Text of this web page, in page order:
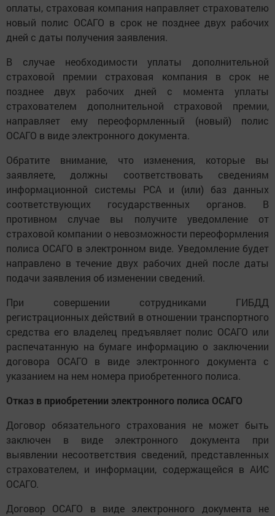
оплаты, страховая компания направляет страхователю
новый полис ОСАГО в срок не позднее двух рабочих
дней с даты получения заявления.
В случае необходимости уплаты дополнительной
страховой премии страховая компания в срок не
позднее двух рабочих дней с момента уплаты
страхователем дополнительной страховой премии,
направляет ему переоформленный (новый) полис
ОСАГО в виде электронного документа.
Обратите внимание, что изменения, которые вы
заявляете, должны соответствовать сведениям
информационной системы РСА и (или) баз данных
соответствующих государственных органов. В
противном случае вы получите уведомление от
страховой компании о невозможности переоформления
полиса ОСАГО в электронном виде. Уведомление будет
направлено в течение двух рабочих дней после даты
подачи заявления об изменении сведений.
При совершении сотрудниками ГИБДД
регистрационных действий в отношении транспортного
средства его владелец предъявляет полис ОСАГО или
распечатанную на бумаге информацию о заключении
договора ОСАГО в виде электронного документа с
указанием на нем номера приобретенного полиса.
Отказ в приобретении электронного полиса ОСАГО
Договор обязательного страхования не может быть
заключен в виде электронного документа при
выявлении несоответствия сведений, представленных
страхователем, и информации, содержащейся в АИС
ОСАГО.
Договор ОСАГО в виде электронного документа не